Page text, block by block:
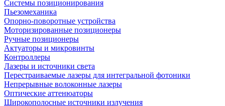
Системы позиционирования
Пьезомеханика
Опорно-поворотные устройства
Моторизированные позиционеры
Ручные позиционеры
Актуаторы и микровинты
Контроллеры
Лазеры и источники света
Перестраиваемые лазеры для интегральной фотоники
Непрерывные волоконные лазеры
Оптические аттенюаторы
Широкополосные источники излучения